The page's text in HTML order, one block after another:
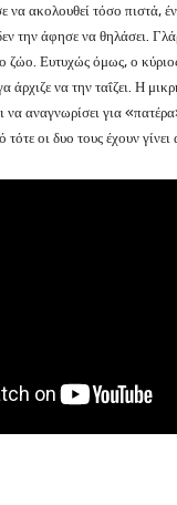
να ακολουθεί τόσο πιστά,
την άφησε να θηλάσει.
ζώο. Ευτυχώς όμως, ο
άρχιζε να την ταΐζει. Η
να αναγνωρίσει για
οι δυο τους έχουν γίνει